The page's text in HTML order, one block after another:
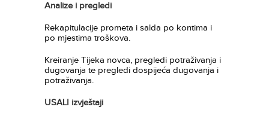
Analize i pregledi
Rekapitulacije prometa i salda po kontima i
po mjestima troškova.
Kreiranje Tijeka novca, pregledi potraživanja i
dugovanja te pregledi dospijeća dugovanja i
potraživanja.
USALI izvještaji